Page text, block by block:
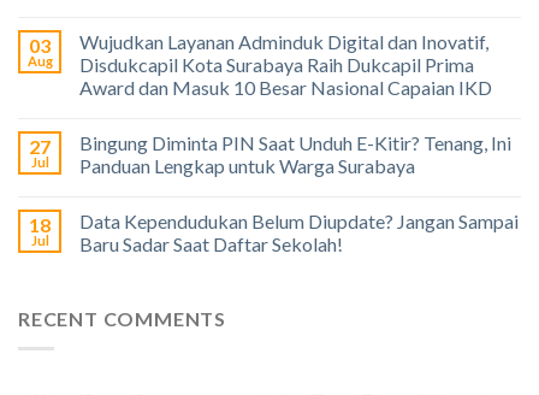
03
Aug
Wujudkan Layanan Adminduk Digital dan Inovatif,
Disdukcapil Kota Surabaya Raih Dukcapil Prima
Award dan Masuk 10 Besar Nasional Capaian IKD
27
Jul
Bingung Diminta PIN Saat Unduh E-Kitir? Tenang, Ini
Panduan Lengkap untuk Warga Surabaya
18
Jul
Data Kependudukan Belum Diupdate? Jangan Sampai
Baru Sadar Saat Daftar Sekolah!
RECENT COMMENTS